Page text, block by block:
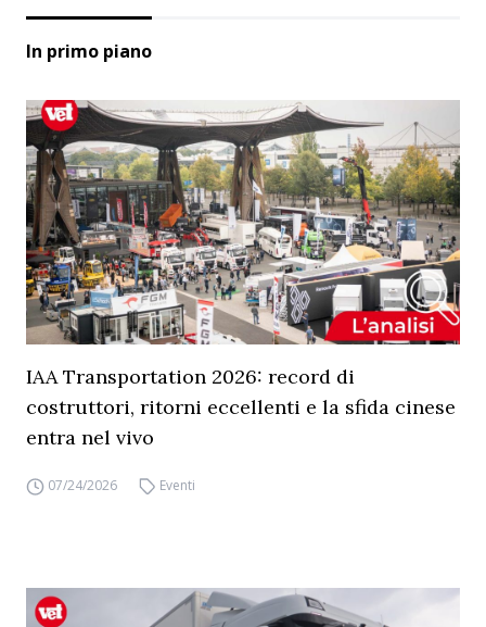
In primo piano
IAA Transportation 2026: record di
costruttori, ritorni eccellenti e la sfida cinese
entra nel vivo
07/24/2026 Eventi